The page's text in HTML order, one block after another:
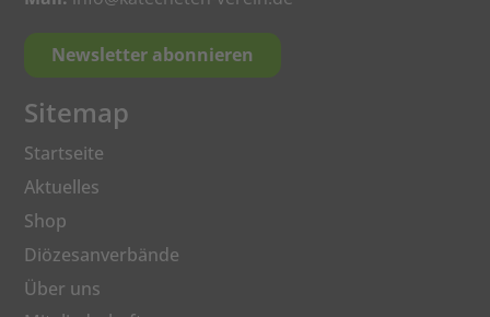
Newsletter abonnieren
Sitemap
Startseite
Aktuelles
Shop
Diözesanverbände
Über uns